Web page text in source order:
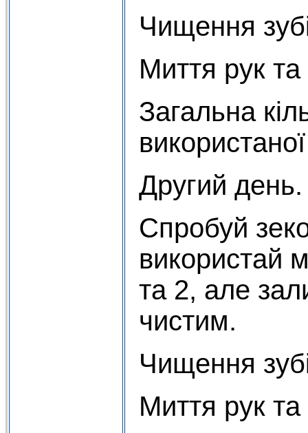
Чищення
Миття рук
Загальна
Другий день.
Спробуй
використай
та 2, але
чистим.
Чищення
Миття рук